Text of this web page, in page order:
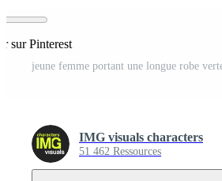
sur Pinterest
IMG visuals characters
51 462 Ressources